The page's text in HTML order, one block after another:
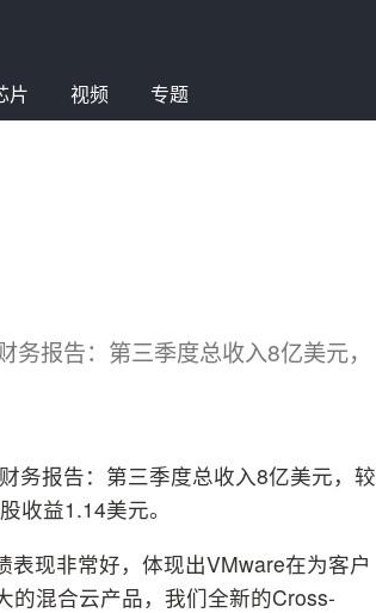
片 视频 专题
报告：第三季度总收入8亿美元，
务报告：第三季度总收入8亿美元，较
收益1.14美元。
现非常好，体现出VMware在为客户
的混合云产品，我们全新的Cross-